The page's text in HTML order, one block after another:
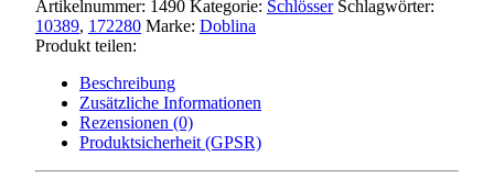
88)
Menge
Artikelnummer: 1490 Kategorie: Schlösser Schlagwörter:
10389, 172280 Marke: Doblina
Produkt teilen:
Beschreibung
Zusätzliche Informationen
Rezensionen (0)
Produktsicherheit (GPSR)